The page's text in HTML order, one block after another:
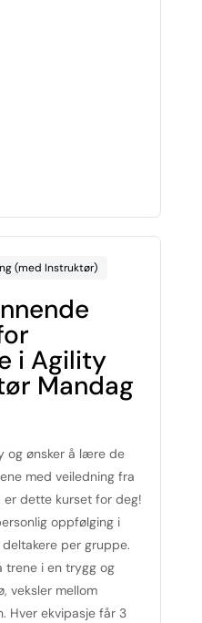
(med Instruktør)
i Agility
Mandag
og ønsker å lære de
med veiledning fra
er dette kurset for deg!
oppfølging i
per gruppe.
trene i en trygg og
veksler mellom
Hver ekvipasje får 3